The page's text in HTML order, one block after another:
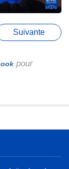
Suivante
pour